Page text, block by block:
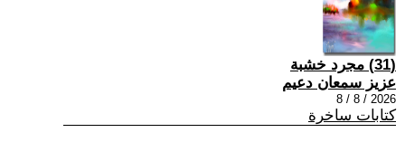
(31) مجرد خشبة
عزيز سمعان دعيم
2026 / 8 / 8
كتابات ساخرة